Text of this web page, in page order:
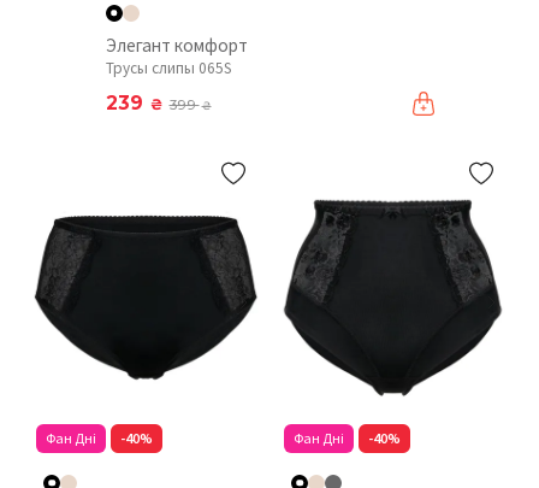
Элегант комфорт
Трусы слипы 065S
239 ₴ 399₴
Фан Дні -40% Фан Дні -40%